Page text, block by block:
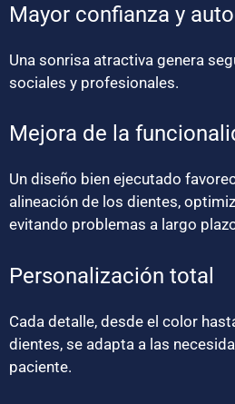
Mayor confianza y
Una sonrisa atractiva genera
sociales y profesionales.
Mejora de la
Un diseño bien ejecutado
alineación de los dientes,
evitando problemas a largo
Personalización total
Cada detalle, desde el color
dientes, se adapta a las
paciente.